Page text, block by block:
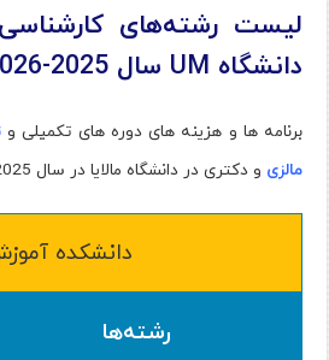
ليست رشته‌ها‌ی
دانشگاه UM سال 2025-2026
برنامه ها و هزینه های دوره های تکمیلی و
مالزی و دکتری در دانشگاه مالایا در سال 2025-2026 به شرح زیر است:
دانشکده
رشته‌ها